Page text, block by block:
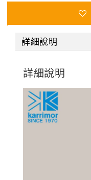
詳細說明
詳細說明